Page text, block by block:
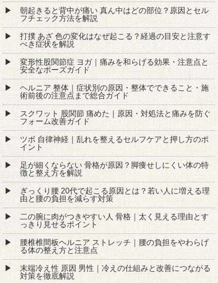
朝起きると背中が痛い 真ん中はどの部位？原因とセル
フチェック方法を解説
打撲 あざ 色の変化はなぜ起こる？経過の目安と注意す
べき症状を解説
変形性股関節症 ヨガ｜痛みを和らげる効果・注意点と
安全なポーズガイド
ヘルニア 整体｜症状別の原因・整体でできること・施
術前後の注意点まで総合ガイド
スクワット 股関節 痛めた｜原因・対処法と痛みを防ぐ
フォーム改善ガイド
ツボ 自律神経｜乱れを整えるセルフケアと押し方のポ
イント
足が細くならない 骨格が原因？脚痩せしにくい体の特
徴と整え方を解説
ぎっくり腰 20代で起こる原因とは？若い人に増える理
由と腰の負担を減らす対策
二の腕に肉がつきやすい人 骨格｜太く見える理由とす
っきり見せるポイント
腰椎椎間板ヘルニア ストレッチ｜腰の負担をやわらげ
る体の整え方と注意点
末端冷え性 原因 男性｜冷えの仕組みと改善につながる
対策を徹底解説